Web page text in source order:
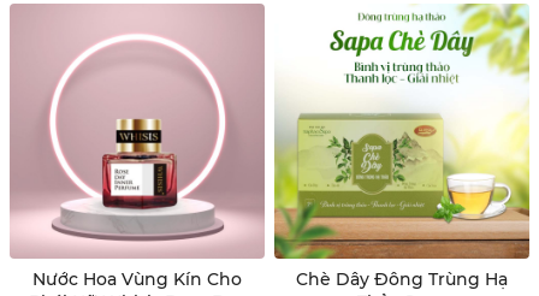
Nước Hoa Vùng Kín Cho
Chè Dây Đông Trùng Hạ